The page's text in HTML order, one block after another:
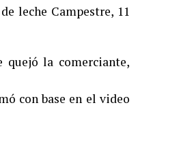
leche Campestre, 11
quejó la comerciante,
con base en el video